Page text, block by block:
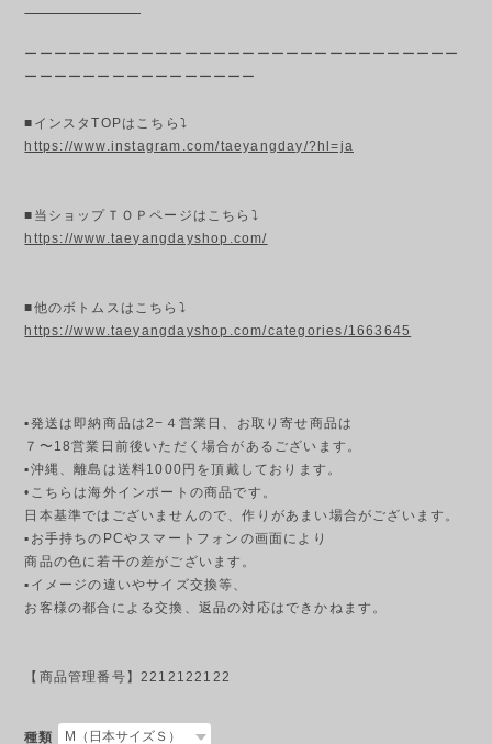
ーーーーーーーーーーーーーーーーーーーーーーーーーーーーーー
ーーーーーーーーーーーーーーーー
■インスタTOPはこちら⤵
https://www.instagram.com/taeyangday/?hl=ja
■当ショップＴＯＰページはこちら⤵
https://www.taeyangdayshop.com/
■他のボトムスはこちら⤵
https://www.taeyangdayshop.com/categories/1663645
▪発送は即納商品は2−４営業日、お取り寄せ商品は
７〜18営業日前後いただく場合があるございます。
▪︎沖縄、離島は送料1000円を頂戴しております。
•こちらは海外インポートの商品です。
日本基準ではございませんので、作りがあまい場合がございます。
▪︎お手持ちのPCやスマートフォンの画面により
商品の色に若干の差がございます。
▪︎イメージの違いやサイズ交換等、
お客様の都合による交換、返品の対応はできかねます。
【商品管理番号】2212122122
種類